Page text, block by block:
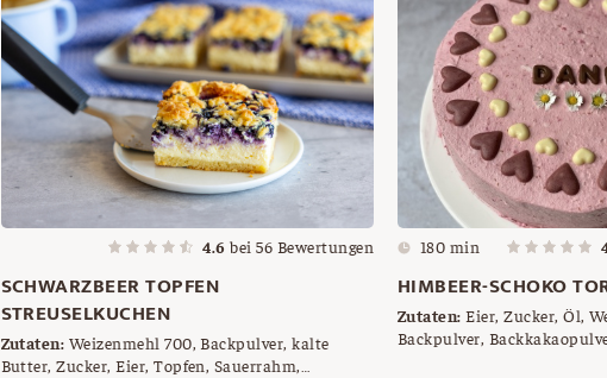
4.6 bei56 Bewertungen
SCHWARZBEER TOPFEN
STREUSELKUCHEN
Zutaten: Weizenmehl 700, Backpulver, kalte
Butter, Zucker, Eier, Topfen, Sauerrahm,
180 min
HIMBEER-SCHOKO
Zutaten: Eier, Zucker, Öl,
Backpulver,